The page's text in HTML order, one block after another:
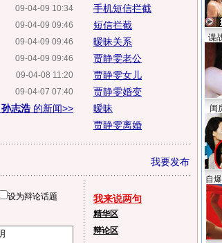
09-04-09 10:34
09-04-09 09:46
09-04-09 09:46
09-04-09 09:46
09-04-08 11:20
09-04-07 07:40
志浩的新闻>>
手机短信拦截
短信拦截
暧昧关系
贾静雯老公
贾静雯女儿
贾静雯婚变
暧昧
贾静雯离婚
我要发布
设为辩论话题 我来说两句
精华区
辩论区
谍
闺
自